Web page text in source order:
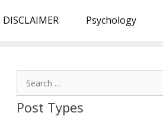
DISCLAIMER Psychology
Post Types